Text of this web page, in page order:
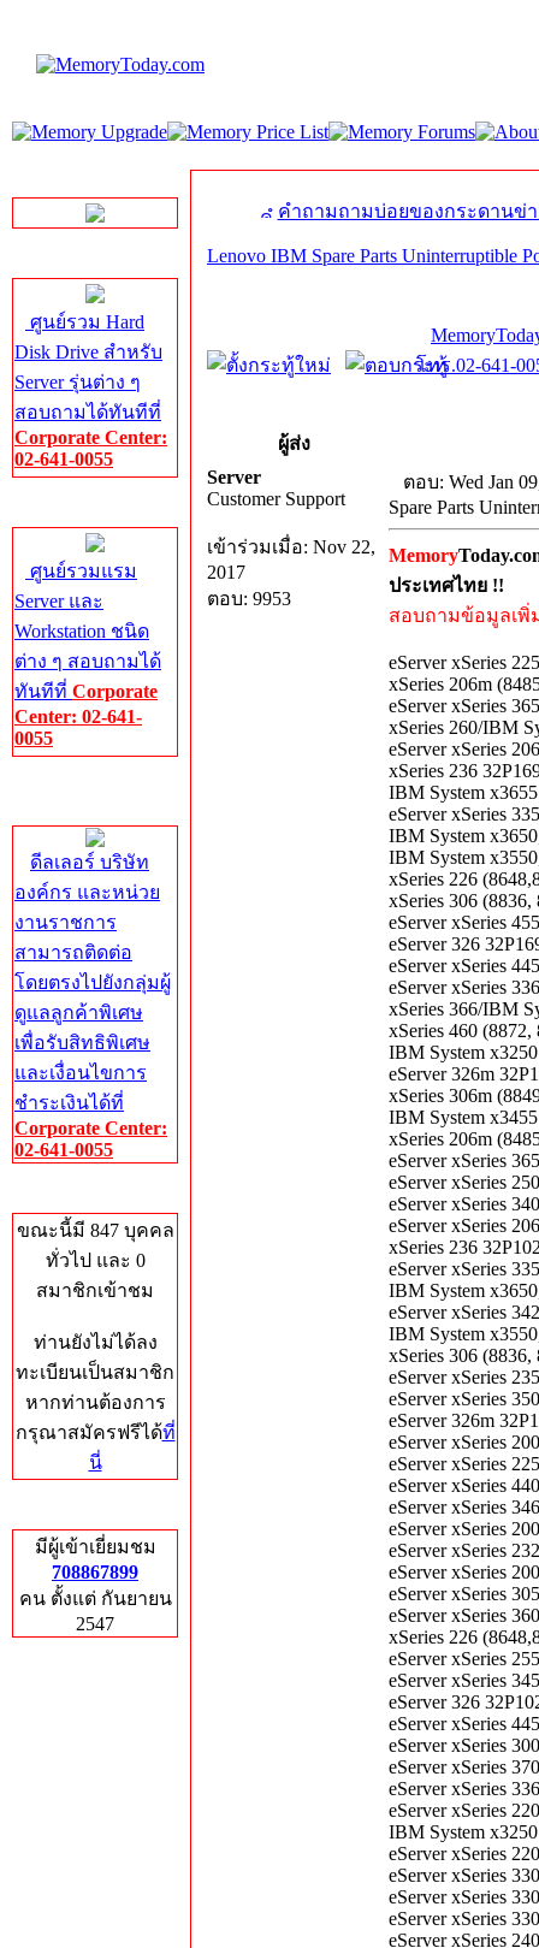
ศูนย์รวม Hard
Disk Drive สำหรับ
Server รุ่นต่าง ๆ
สอบถามได้ทันทีที่
Corporate Center:
02-641-0055
ศูนย์รวมแรม
Server และ
Workstation ชนิด
ต่าง ๆ สอบถามได้
ทันทีที่ Corporate
Center: 02-641-
0055
ดีลเลอร์ บริษัท
องค์กร และหน่วย
งานราชการ
สามารถติดต่อ
โดยตรงไปยังกลุ่มผู้
ดูแลลูกค้าพิเศษ
เพื่อรับสิทธิพิเศษ
และเงื่อนไขการ
ชำระเงินได้ที่
Corporate Center:
02-641-0055
ขณะนี้มี 847 บุคคล
ทั่วไป และ 0
สมาชิกเข้าชม
ท่านยังไม่ได้ลง
ทะเบียนเป็นสมาชิก
หากท่านต้องการ
กรุณาสมัครฟรีได้ที่
นี่
มีผู้เข้าเยี่ยมชม
708867899
คน ตั้งแต่ กันยายน
2547
คำถามถามบ่อยของกระดานข่
Lenovo IBM Spare Parts Uninterruptible
โทร.02-641-
ผู้ส่ง
Server
Customer Support
เข้าร่วมเมื่อ: Nov 22,
2017
ตอบ: 9953
ตอบ: Wed Jan
Spare Parts
Memory
ประเทศไทย !!
สอบถามข้อมูลเพิ่
eServer xSeries
xSeries 206m
eServer xSeries
xSeries 260/IBM
eServer xSeries
xSeries 236
IBM System
eServer xSeries
IBM System
IBM System
xSeries 226
xSeries 306
eServer xSeries
eServer 326
eServer xSeries
eServer xSeries
xSeries 366/IBM
xSeries 460
IBM System
eServer 326m
xSeries 306m
IBM System
xSeries 206m
eServer xSeries
eServer xSeries
eServer xSeries
eServer xSeries
xSeries 236
eServer xSeries
IBM System
eServer xSeries
IBM System
xSeries 306
eServer xSeries
eServer xSeries
eServer 326m
eServer xSeries
eServer xSeries
eServer xSeries
eServer xSeries
eServer xSeries
eServer xSeries
eServer xSeries
eServer xSeries
eServer xSeries
xSeries 226
eServer xSeries
eServer xSeries
eServer 326
eServer xSeries
eServer xSeries
eServer xSeries
eServer xSeries
eServer xSeries
IBM System
eServer xSeries
eServer xSeries
eServer xSeries
eServer xSeries
eServer xSeries